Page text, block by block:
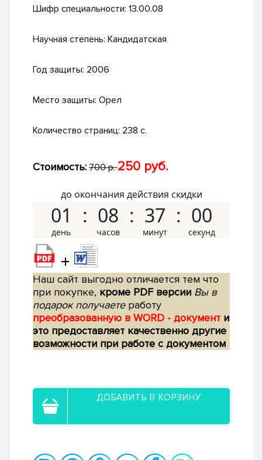
Шифр специальности: 13.00.08
Научная степень: Кандидатская
Год защиты: 2006
Место защиты: Орел
Количество страниц: 238 с.
Стоимость: 700 р.250 руб.
до окончания действия скидки
01 08 36 59
+
Наш сайт выгодно отличается тем что
при покупке, кроме PDF версии Вы в
подарок получаетеработу
преобразованную в WORD - документ и
это предоставляет качественно другие
возможности при работе с документом
ДОБАВИТЬ В КОРЗИНУ